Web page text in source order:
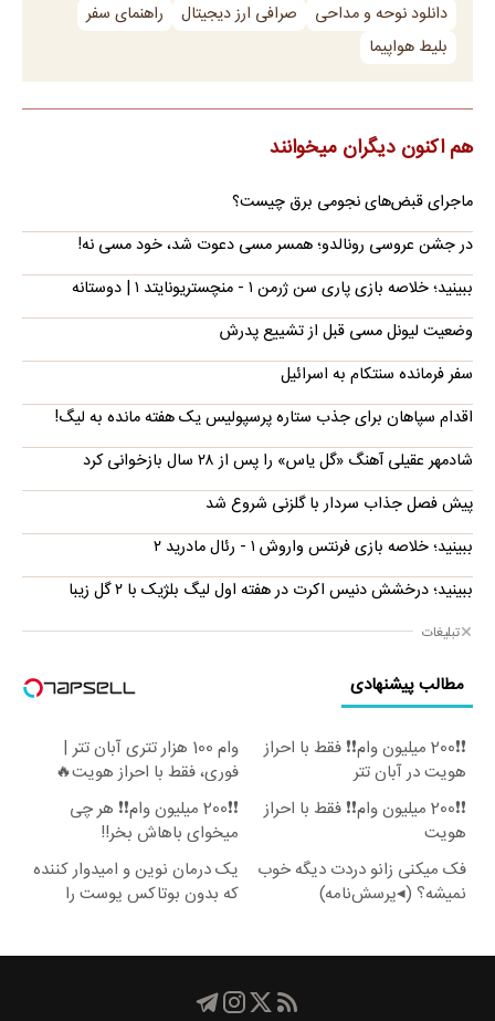
دانلود نوحه و مداحی صرافی ارز دیجیتال
راهنمای سفر
بلیط هواپیما
هم اکنون دیگران میخوانند
ماجرای قبض‌های نجومی برق چیست؟
در جشن عروسی رونالدو؛ همسر مسی دعوت شد، خود مسی نه!
ببینید؛ خلاصه بازی پاری سن ژرمن ۱ - منچستریونایتد ۱ | دوستانه
وضعیت لیونل مسی قبل از تشییع پدرش
سفر فرمانده سنتکام به اسرائیل
اقدام سپاهان برای جذب ستاره پرسپولیس یک هفته مانده به لیگ!
شادمهر عقیلی آهنگ «گل یاس» را پس از ۲۸ سال بازخوانی کرد
پیش فصل جذاب سردار با گلزنی شروع شد
ببینید؛ خلاصه بازی فرنتس واروش ۱ - رئال مادرید ۲
ببینید؛ درخشش دنیس اکرت در هفته اول لیگ بلژیک با ۲ گل زیبا
تبلیغات
مطالب پیشنهادی
❗❗200 میلیون وام❗❗ فقط با احراز
هویت در آبان تتر
وام 100 هزار تتری آبان تتر |
فوری، فقط با احراز هویت🔥
❗❗200 میلیون وام❗❗ فقط با احراز
هویت
❗❗200 میلیون وام❗❗ هر چی
میخوای باهاش بخر!!
فک میکنی زانو دردت دیگه خوب
نمیشه؟ (◂پرسش‌نامه)
یک درمان نوین و امیدوار کننده
که بدون بوتاکس پوست را